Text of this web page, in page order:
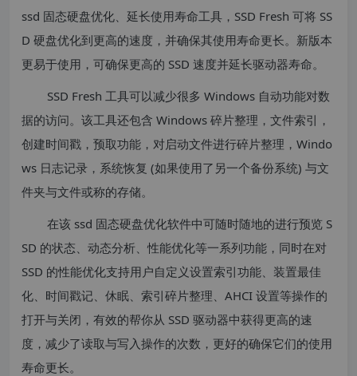
ssd 固态硬盘优化、延长使用寿命工具，SSD Fresh 可将 SS
D 硬盘优化到更高的速度，并确保其使用寿命更长。新版本
更易于使用，可确保更高的 SSD 速度并延长驱动器寿命。
SSD Fresh 工具可以减少很多 Windows 自动功能对数
据的访问。该工具还包含 Windows 碎片整理，文件索引，
创建时间戳，预取功能，对启动文件进行碎片整理，Windo
ws 日志记录，系统恢复 (如果使用了另一个备份系统) 与文
件夹与文件或称的存储。
在该 ssd 固态硬盘优化软件中可随时随地的进行预览 S
SD 的状态、动态分析、性能优化等一系列功能，同时在对
SSD 的性能优化支持用户自定义设置索引功能、装置最佳
化、时间戳记、休眠、索引碎片整理、AHCI 设置等操作的
打开与关闭，有效的帮你从 SSD 驱动器中获得更高的速
度，减少了读取与写入操作的次数，更好的确保它们的使用
寿命更长。